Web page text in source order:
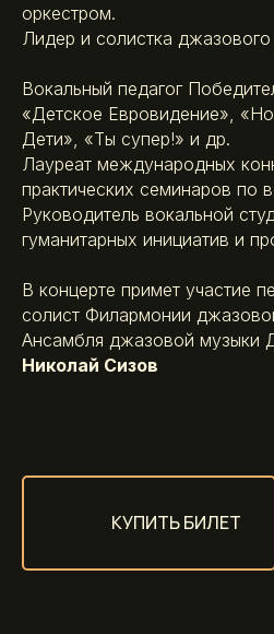
оркестром.
Лидер и солистка
Вокальный педагог
«Детское Евровидение»,
Дети», «Ты супер!» и др.
Лауреат международных
практических семинаров по
Руководитель вокальной
гуманитарных инициатив и
В концерте примет участие
солист Филармонии
Ансамбля джазовой музыки
Николай Сизов
КУПИТЬ БИЛЕТ